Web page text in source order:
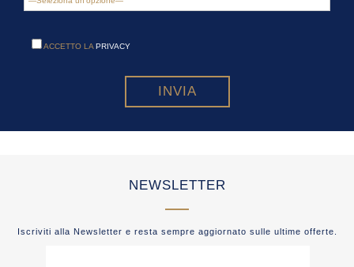
ACCETTO LAPRIVACY
NEWSLETTER
Iscriviti alla Newsletter e resta sempre aggiornato sulle ultime offerte.